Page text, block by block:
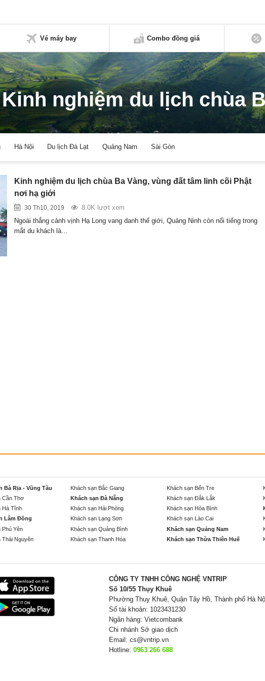
Vé máy bay Combo đồng giá
Kinh nghiệm du lịch chùa
Hà Nội Du lịch Đà Lạt Quảng Nam Sài Gòn
Kinh nghiệm du lịch chùa Ba Vàng, vùng đất tâm linh cõi Phật
nơi hạ giới
30 Th10, 2019
8.0K lượt xem
Ngoài thắng cảnh vịnh Hạ Long vang danh thế giới, Quảng Ninh còn nổi tiếng trong
mắt du khách là…
Bà Rịa - Vũng Tàu Khách sạn Bắc Giang Khách sạn Bến Tre
Cần Thơ Khách sạn Đà Nẵng Khách sạn Đắk Lắk
Hà Tĩnh Khách sạn Hải Phòng Khách sạn Hòa Bình
Lâm Đồng Khách sạn Lạng Sơn Khách sạn Lào Cai
Phú Yên Khách sạn Quảng Bình Khách sạn Quảng Nam
Thái Nguyên Khách sạn Thanh Hóa Khách sạn Thừa Thiên Huế
CÔNG TY TNHH CÔNG NGHỆ VNTRIP
Số 10/55 Thụy Khuê
Phường Thuỵ Khuê, Quận Tây Hồ, Thành phố Hà
Số tài khoản: 1023431230
Ngân hàng: Vietcombank
Chi nhánh Sở giao dịch
Email: cs@vntrip.vn
Hotline: 0963 266 688